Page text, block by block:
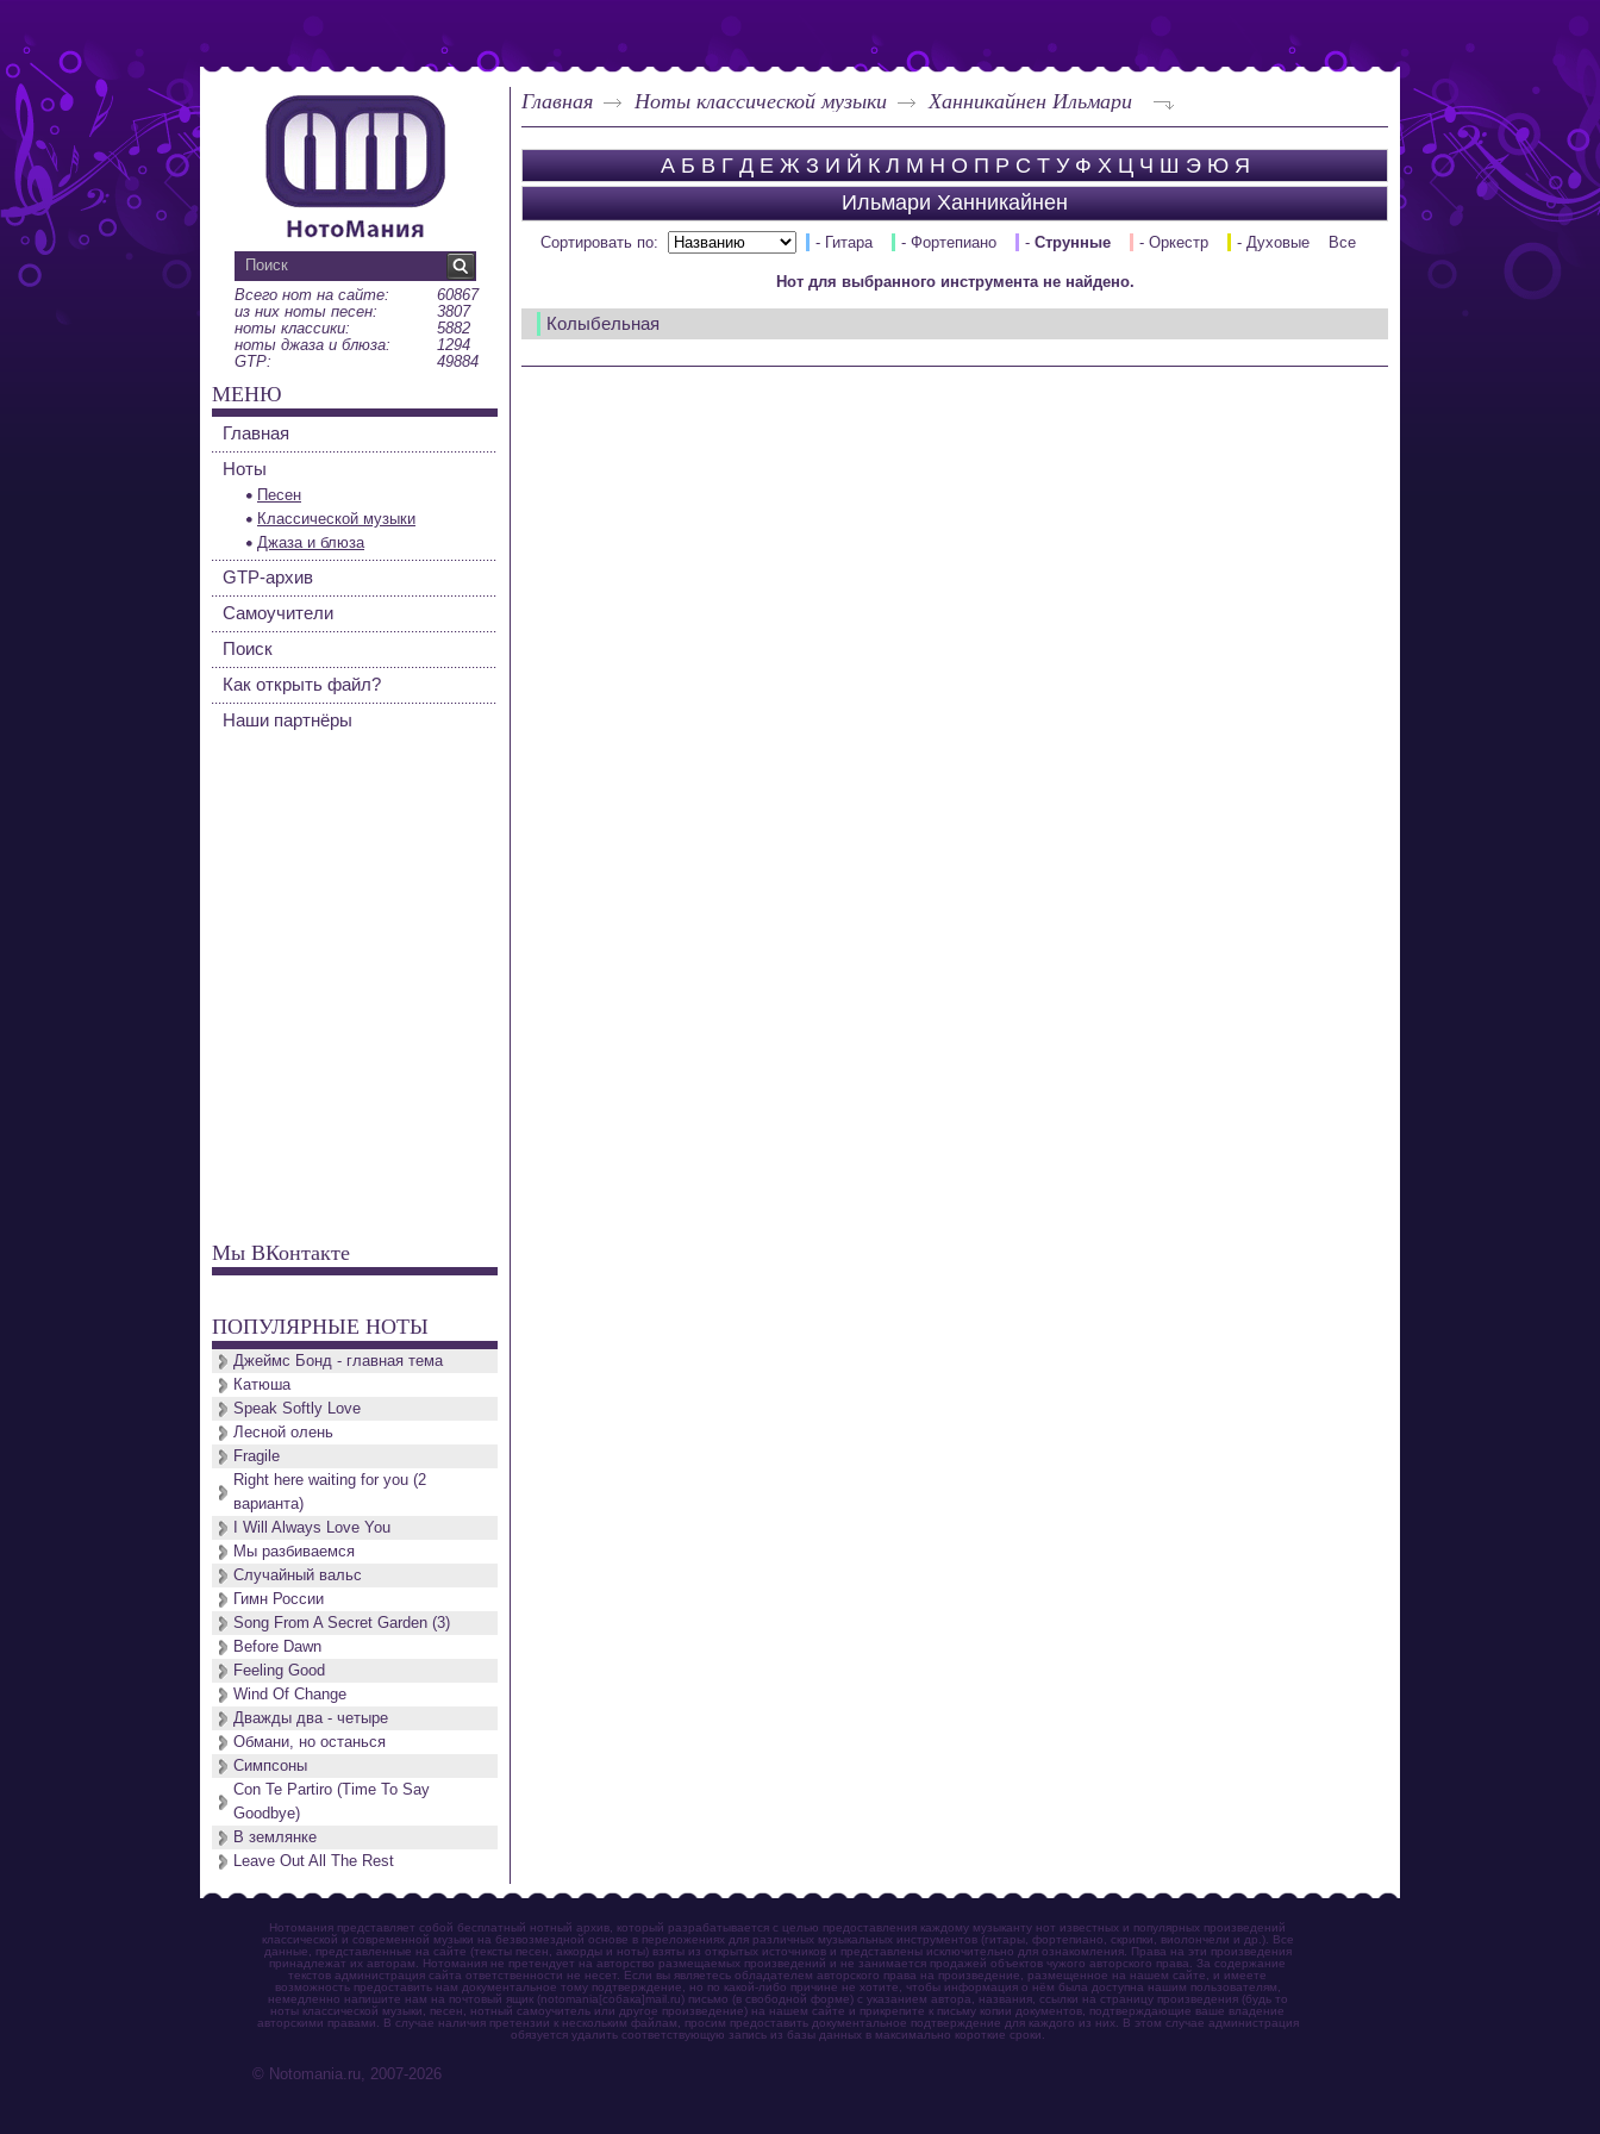
Главная Ноты классической музыки Ханникайнен Ильмари
А Б В Г Д Е Ж З И Й К Л М Н О П Р С Т У Ф Х Ц Ч Ш Э Ю Я
Ильмари Ханникайнен
Сортировать по: - Гитара - Фортепиано - Струнные - Оркестр - Духовые Все
Нот для выбранного инструмента не найдено.
Колыбельная
Всего нот на сайте:
60867
из них ноты песен:
3807
ноты классики:
5882
ноты джаза и блюза:
1294
GTP:
49884
МЕНЮ
Главная
Ноты
Песен
Классической музыки
Джаза и блюза
GTP-архив
Самоучители
Поиск
Как открыть файл?
Наши партнёры
Мы ВКонтакте
ПОПУЛЯРНЫЕ НОТЫ
Джеймс Бонд - главная тема
Катюша
Speak Softly Love
Лесной олень
Fragile
Right here waiting for you (2
варианта)
I Will Always Love You
Мы разбиваемся
Случайный вальс
Гимн России
Song From A Secret Garden (3)
Before Dawn
Feeling Good
Wind Of Change
Дважды два - четыре
Обмани, но останься
Симпсоны
Con Te Partiro (Time To Say
Goodbye)
В землянке
Leave Out All The Rest
Нотомания представляет собой бесплатный нотный архив, который разрабатывается с целью предоставления каждому музыканту нот известных и популярных произведений
классической и современной музыки на безвозмездной основе в переложениях для различных музыкальных инструментов (гитары, фортепиано, скрипки, виолончели и др.). Все
данные, представленные на сайте (тексты песен, аккорды и ноты) взяты из открытых источников и представлены исключительно для ознакомления. Права на эти произведения
принадлежат их авторам. Нотомания не претендует на авторство размещаемых произведений и не занимается продажей объектов чужого авторского права. За содержание
текстов администрация сайта ответственности не несет. Если вы являетесь обладателем авторского права на произведение, размещенное на нашем сайте, и имеете
возможность предоставить нам документальное тому подтверждение, но по какой-либо причине не хотите, чтобы информация о нём была доступна нашим пользователям,
немедленно напишите нам на почтовый ящик (notomania[собака]mail.ru) письмо (в свободной форме) с указанием автора, названия, ссылки на страницу произведения (будь то
ноты классической музыки, песен, нотный самоучитель или другое произведение) на нашем сайте и прикрепите к письму копии документов, подтверждающие ваше владение
авторскими правами. В случае наличия претензии к нескольким файлам, просим предоставить документальное подтверждение для каждого из них. В этом случае администрация
обязуется удалить соответствующую запись из базы данных в максимально короткие сроки.
© Notomania.ru, 2007-2026